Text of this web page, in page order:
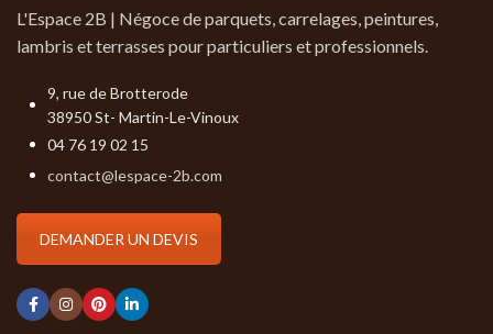
L'Espace 2B | Négoce de parquets, carrelages, peintures,
lambris et terrasses pour particuliers et professionnels.
9, rue de Brotterode
38950 St- Martin-Le-Vinoux
04 76 19 02 15
contact@lespace-2b.com
DEMANDER UN DEVIS